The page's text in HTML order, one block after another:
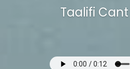
Taalifi Cant